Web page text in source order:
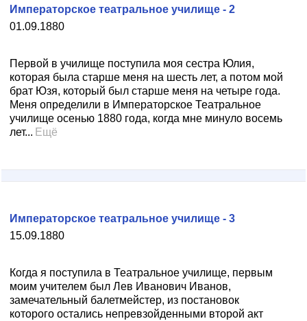
01.09.1880
Императорское театральное училище - 2
Первой в училище поступила моя сестра Юлия,
которая была старше меня на шесть лет, а потом мой
брат Юзя, который был старше меня на четыре года.
Меня определили в Императорское Театральное
училище осенью 1880 года, когда мне минуло восемь
лет... Ещё
15.09.1880
Императорское театральное училище - 3
Когда я поступила в Театральное училище, первым
моим учителем был Лев Иванович Иванов,
замечательный балетмейстер, из постановок
которого остались непревзойденными второй акт